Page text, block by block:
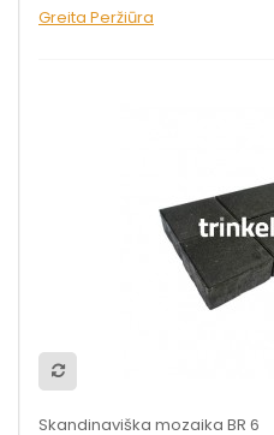
Greita Peržiūra
Skandinaviška mozaika BR 6